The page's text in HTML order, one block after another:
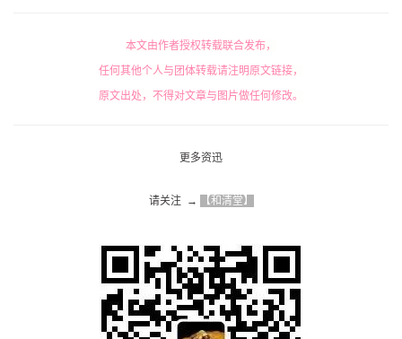
本文由作者授权转载联合发布，
任何其他个人与团体转载请注明原文链接，
原文出处，不得对文章与图片做任何修改。
更多资迅
请关注  → 【和清堂】